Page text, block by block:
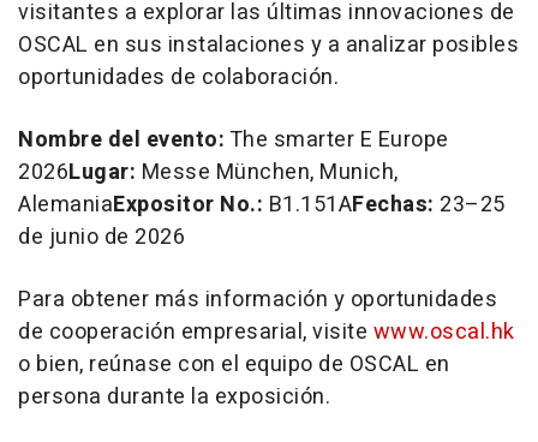
visitantes a explorar las últimas innovaciones de
OSCAL en sus instalaciones y a analizar posibles
oportunidades de colaboración.
Nombre del evento: The smarter E Europe
2026Lugar: Messe München, Munich,
AlemaniaExpositor No.: B1.151AFechas: 23–25
de junio de 2026
Para obtener más información y oportunidades
de cooperación empresarial, visite www.oscal.hk
o bien, reúnase con el equipo de OSCAL en
persona durante la exposición.